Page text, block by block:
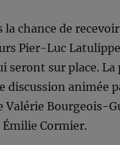
la chance de
Pier-Luc
seront sur place. La
discussion animée
Valérie Bourgeois-
Cormier.